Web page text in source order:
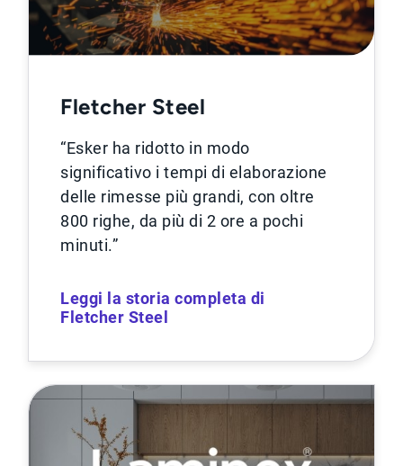
Fletcher Steel
“Esker ha ridotto in modo
significativo i tempi di elaborazione
delle rimesse più grandi, con oltre
800 righe, da più di 2 ore a pochi
minuti.”
Leggi la storia completa di
Fletcher Steel